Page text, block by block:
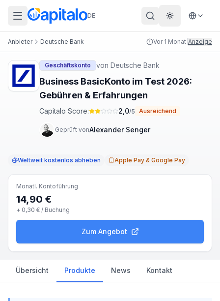
DE Theme
Anbieter Deutsche Bank Vor 1 Monat Anzeige
Geschäftskonto von Deutsche Bank
Business BasicKonto im Test 2026:
Gebühren & Erfahrungen
Capitalo Score: 2,0/5 Ausreichend
Geprüft vonAlexander Senger
Weltweit kostenlos abheben Apple Pay & Google Pay
Monatl. Kontoführung
14,90 €
+ 0,30 € / Buchung
Zum Angebot
Übersicht Produkte News Kontakt